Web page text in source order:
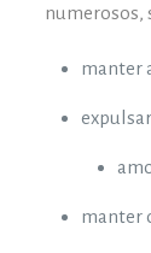
numerosos,
manter
manter